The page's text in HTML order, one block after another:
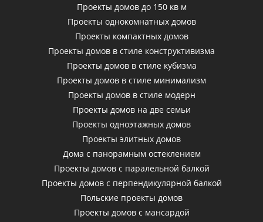
Проекты домов до 150 кв м
Проекты однокомнатных домов
Проекты компактных домов
Проекты домов в стиле конструктивизма
Проекты домов в стиле кубизма
Проекты домов в стиле минимализм
Проекты домов в стиле модерн
Проекты домов на две семьи
Проекты одноэтажных домов
Проекты элитных домов
Дома с панорамным остеклением
Проекты домов с паралельной балкой
Проекты домов с перпендикулярной балкой
Польские проекты домов
Проекты домов с мансардой